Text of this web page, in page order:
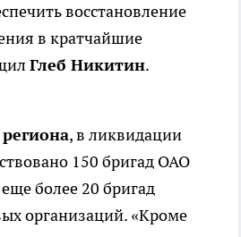
восстановление
в кратчайшие
Глеб Никитин.
региона, в ликвидации
150 бригад ОАО
более 20 бригад
организаций. «Кроме